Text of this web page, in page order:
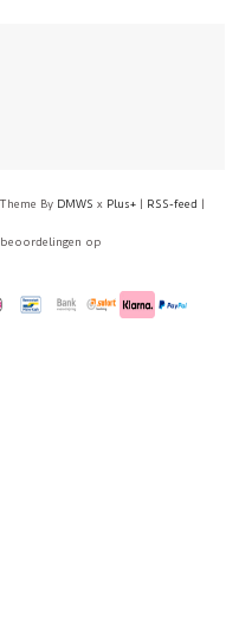
By DMWS x Plus+| RSS-feed |
beoordelingen op